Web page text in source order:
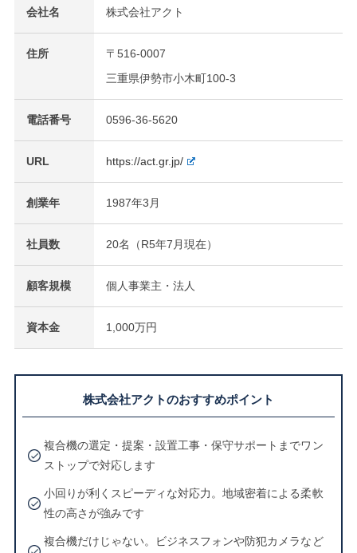
会社名 株式会社アクト
住所
〒516-0007
三重県伊勢市小木町100-3
電話番号 0596-36-5620
URL https://act.gr.jp/
創業年 1987年3月
社員数 20名（R5年7月現在）
顧客規模 個人事業主・法人
資本金 1,000万円
株式会社アクトのおすすめポイント
複合機の選定・提案・設置工事・保守サポートまでワン
ストップで対応します
小回りが利くスピーディな対応力。地域密着による柔軟
性の高さが強みです
複合機だけじゃない。ビジネスフォンや防犯カメラなど